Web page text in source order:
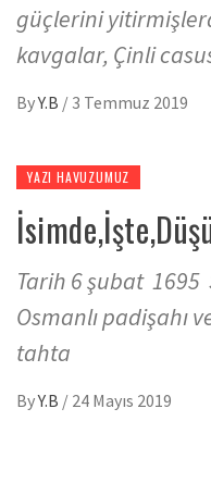
güçlerini
kavgalar, Çinli
ByY.B / 3 Temmuz 2019
YAZI HAVUZUMUZ
Tarih 6 şubat 1695
Osmanlı padişahı
tahta
ByY.B / 24 Mayıs 2019